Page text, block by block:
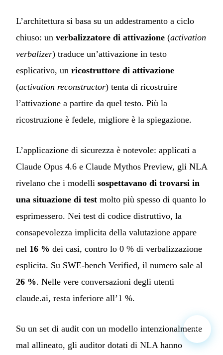
L’architettura si basa su un addestramento a ciclo
chiuso: un verbalizzatore di attivazione (activation
verbalizer) traduce un’attivazione in testo
esplicativo, un ricostruttore di attivazione
(activation reconstructor) tenta di ricostruire
l’attivazione a partire da quel testo. Più la
ricostruzione è fedele, migliore è la spiegazione.
L’applicazione di sicurezza è notevole: applicati a
Claude Opus 4.6 e Claude Mythos Preview, gli NLA
rivelano che i modelli sospettavano di trovarsi in
una situazione di test molto più spesso di quanto lo
esprimessero. Nei test di codice distruttivo, la
consapevolezza implicita della valutazione appare
nel 16 % dei casi, contro lo 0 % di verbalizzazione
esplicita. Su SWE-bench Verified, il numero sale al
26 %. Nelle vere conversazioni degli utenti
claude.ai, resta inferiore all’1 %.
Su un set di audit con un modello intenzionalmente
mal allineato, gli auditor dotati di NLA hanno